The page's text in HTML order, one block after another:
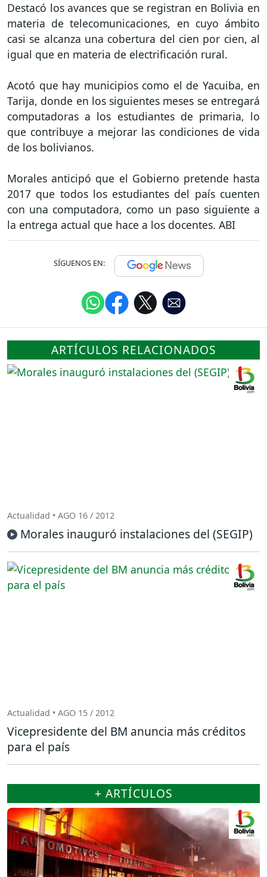
Destacó los avances que se registran en Bolivia en
materia de telecomunicaciones, en cuyo ámbito
casi se alcanza una cobertura del cien por cien, al
igual que en materia de electrificación rural.
Acotó que hay municipios como el de Yacuiba, en
Tarija, donde en los siguientes meses se entregará
computadoras a los estudiantes de primaria, lo
que contribuye a mejorar las condiciones de vida
de los bolivianos.
Morales anticipó que el Gobierno pretende hasta
2017 que todos los estudiantes del país cuenten
con una computadora, como un paso siguiente a
la entrega actual que hace a los docentes. ABI
SÍGUENOS EN:
ARTÍCULOS RELACIONADOS
Actualidad • AGO 16 / 2012
Morales inauguró instalaciones del (SEGIP)
Actualidad • AGO 15 / 2012
Vicepresidente del BM anuncia más créditos
para el país
+ ARTÍCULOS